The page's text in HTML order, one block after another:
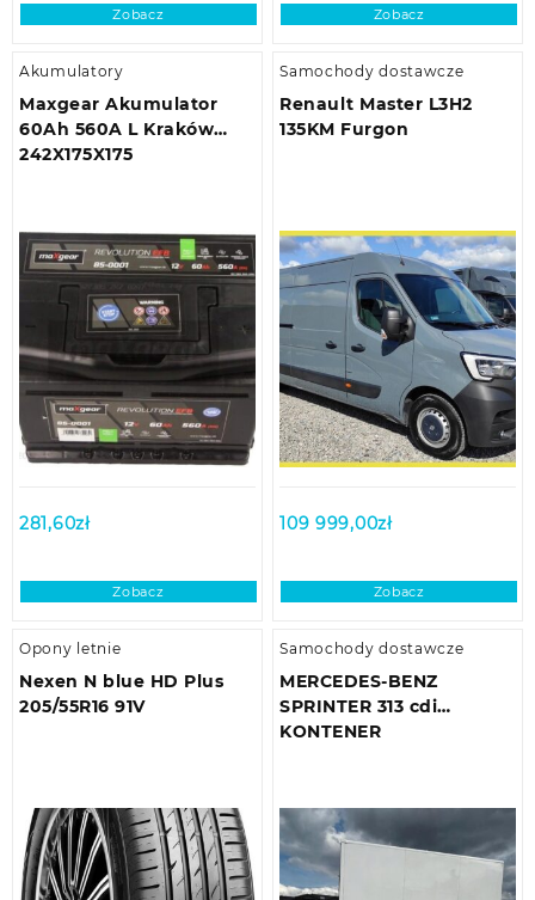
Zobacz Zobacz
Akumulatory
Maxgear Akumulator
60Ah 560A L Kraków
242X175X175
281,60zł
Zobacz
Samochody dostawcze
Renault Master L3H2
135KM Furgon
109 999,00zł
Zobacz
Opony letnie
Nexen N blue HD Plus
205/55R16 91V
Samochody dostawcze
MERCEDES-BENZ
SPRINTER 313 cdi
KONTENER